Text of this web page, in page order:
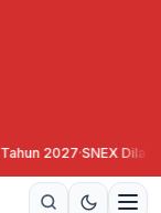
·SNEX Dilantik, Siap All